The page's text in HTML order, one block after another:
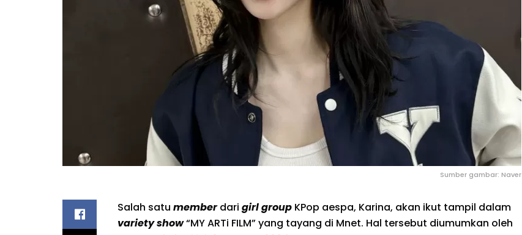
Sumber gambar: Naver
Salah satu memberdari girl group KPop aespa, Karina, akan ikut tampil dalam
variety show“MY ARTi FILM” yang tayang di Mnet. Hal tersebut diumumkan oleh